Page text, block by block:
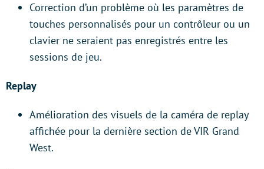
Correction d’un problème où les paramètres de
touches personnalisés pour un contrôleur ou un
clavier ne seraient pas enregistrés entre les
sessions de jeu.
Replay
Amélioration des visuels de la caméra de replay
affichée pour la dernière section de VIR Grand
West.